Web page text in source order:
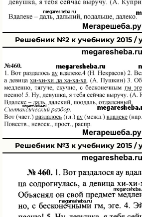
Решебник №2 к учебнику 2015 /
Решебник №3 к учебнику 2015 /